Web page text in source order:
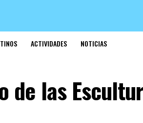
ACTIVIDADES NOTICIAS
de las